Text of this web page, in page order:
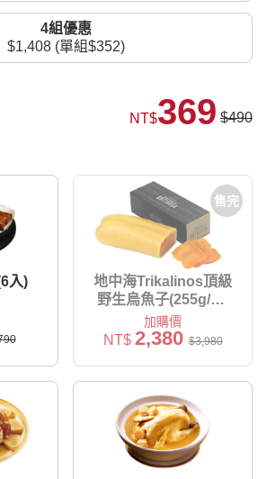
4組優惠
$1,408 (單組$352)
NT$369 $490
入)
售完
地中海Trikalinos頂級
野生烏魚子(255g/盒)
【附提袋】
加購價
NT$ 2,380$3,980